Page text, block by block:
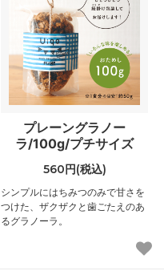
プレーングラノー
ラ/100g/プチサイズ
560円(税込)
シンプルにはちみつのみで甘さを
つけた、ザクザクと歯ごたえのあ
るグラノーラ。